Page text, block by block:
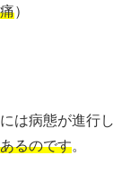
）
は病態が進行し
るのです。